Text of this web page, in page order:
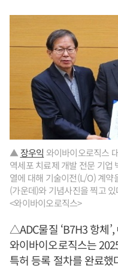
▲장우익 와이바이오로직스
역세포 치료제 개발 전문 기업
열에 대해 기술이전(L/O) 계약
(가운데)와 기념사진을 찍고 있
<와이바이오로직스>
△ADC물질 ‘B7H3 항체
와이바이오로직스는
특허 등록 절차를 완료했